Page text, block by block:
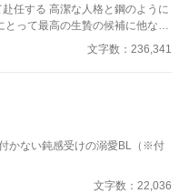
と鋼のように
、“土”の信奉者達が暗躍する 意
タジー
文字数：236,341
かない鈍感受けの溺愛BL（※付
文字数：22,036